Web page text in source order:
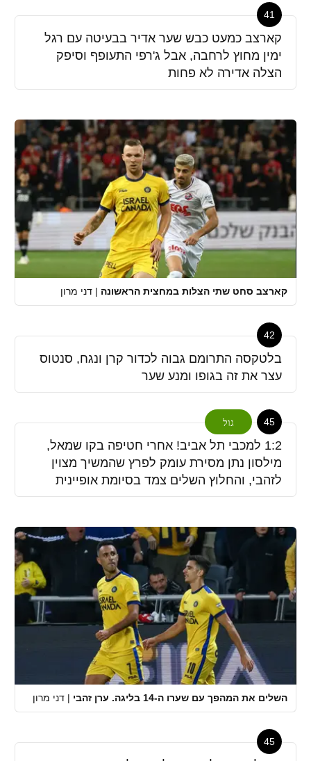
41
קארצב כמעט כבש שער אדיר בבעיטה עם רגל
ימין מחוץ לרחבה, אבל ג'רפי התעופף וסיפק
הצלה אדירה לא פחות
קארצב סחט שתי הצלות במחצית הראשונה | דני מרון
42
בלטקסה התרומם גבוה לכדור קרן ונגח, סנטוס
עצר את זה בגופו ומנע שער
45 גול
1:2 למכבי תל אביב! אחרי חטיפה בקו שמאל,
מילסון נתן מסירת עומק לפרץ שהמשיך מצוין
לזהבי, והחלוץ השלים צמד בסיומת אופיינית
השלים את המהפך עם שערו ה-14 בליגה. ערן זהבי | דני מרון
45